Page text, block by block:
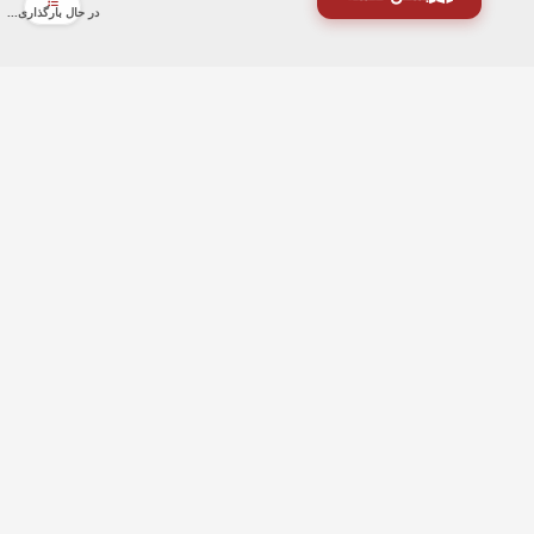
در حال بارگذاری...